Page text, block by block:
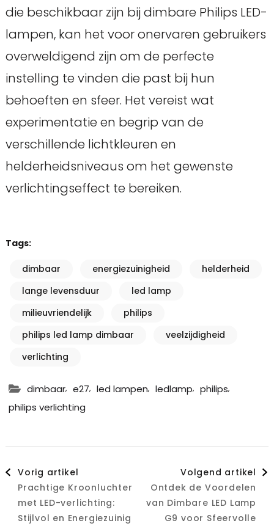
die beschikbaar zijn bij dimbare Philips LED-
lampen, kan het voor onervaren gebruikers
overweldigend zijn om de perfecte
instelling te vinden die past bij hun
behoeften en sfeer. Het vereist wat
experimentatie en begrip van de
verschillende lichtkleuren en
helderheidsniveaus om het gewenste
verlichtingseffect te bereiken.
Tags:
dimbaar energiezuinigheid
helderheid
lange levensduur
led lamp
milieuvriendelijk
philips
philips led lamp dimbaar
veelzijdigheid
verlichting
dimbaar, e27, led lampen, ledlamp, philips,
philips verlichting
Berichtnavigatie
Vorig artikel
Prachtige Kroonluchter
met LED-verlichting:
Stijlvol en Energiezuinig
Volgend artikel
Ontdek de Voordelen
van Dimbare LED Lamp
G9 voor Sfeervolle